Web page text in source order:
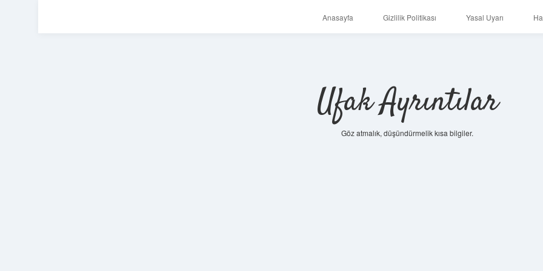
Anasayfa Gizlilik Politikası Yasal Uyarı
Ufak Ayrıntılar
Göz atmalık, düşündürmelik kısa bilgiler.